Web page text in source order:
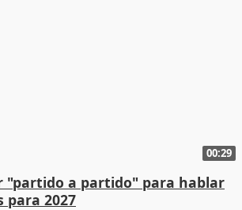
00:29
"partido a partido" para hablar
para 2027